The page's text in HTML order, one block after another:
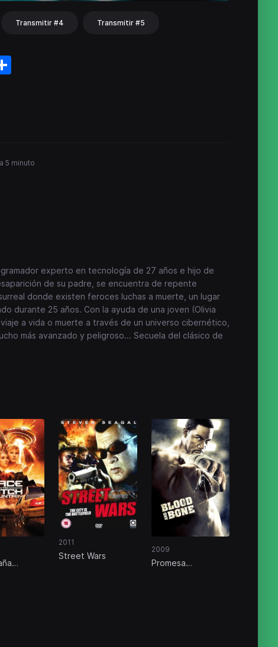
Transmitir #4 Transmitir #5
5 minuto
experto en tecnología de 27 años e hijo de
de su padre, se encuentra de repente
donde existen feroces luchas a muerte, un lugar
durante 25 años. Con la ayuda de una joven (Olivia
a vida o muerte a través de un universo cibernético,
más avanzado y peligroso... Secuela del clásico de
2011
Street Wars
2009
Promesa